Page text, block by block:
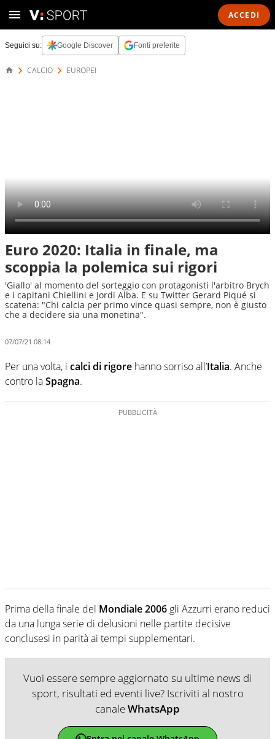
ACCEDI
Seguici su: Google Discover Fonti preferite
CALCIO EUROPEI
Euro 2020: Italia in finale, ma
scoppia la polemica sui rigori
'Giallo' al momento del sorteggio con protagonisti l'arbitro Brych
e i capitani Chiellini e Jordi Alba. E su Twitter Gerard Piqué si
scatena: "Chi calcia per primo vince quasi sempre, non è giusto
che a decidere sia una monetina".
07/07/21 08:14
Per una volta, i calci di rigore hanno sorriso all’Italia. Anche
contro laSpagna.
Prima della finale del Mondiale 2006 gli Azzurri erano reduci
da una lunga serie di delusioni nelle partite decisive
conclusesi in parità ai tempi supplementari.
Vuoi essere sempre aggiornato su ultime news di
sport, risultati ed eventi live? Iscriviti al nostro
canaleWhatsApp